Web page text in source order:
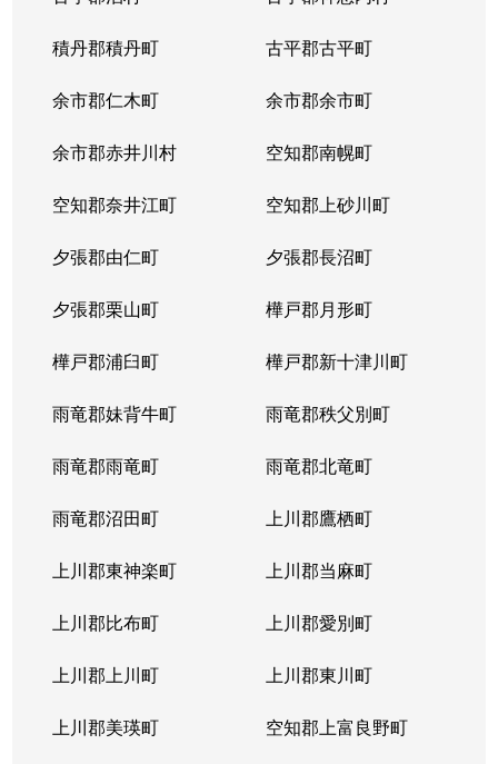
積丹郡積丹町 古平郡古平町
余市郡仁木町 余市郡余市町
余市郡赤井川村 空知郡南幌町
空知郡奈井江町 空知郡上砂川町
夕張郡由仁町 夕張郡長沼町
夕張郡栗山町 樺戸郡月形町
樺戸郡浦臼町 樺戸郡新十津川町
雨竜郡妹背牛町 雨竜郡秩父別町
雨竜郡雨竜町 雨竜郡北竜町
雨竜郡沼田町 上川郡鷹栖町
上川郡東神楽町 上川郡当麻町
上川郡比布町 上川郡愛別町
上川郡上川町 上川郡東川町
上川郡美瑛町 空知郡上富良野町